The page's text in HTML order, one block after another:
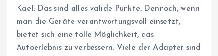
Kael: Das sind alles valide Punkte. Dennoch, wenn
man die Geräte verantwortungsvoll einsetzt,
bietet sich eine tolle Möglichkeit, das
Autoerlebnis zu verbessern. Viele der Adapter sind